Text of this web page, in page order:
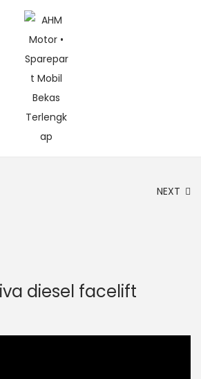
NEXT
diesel facelift